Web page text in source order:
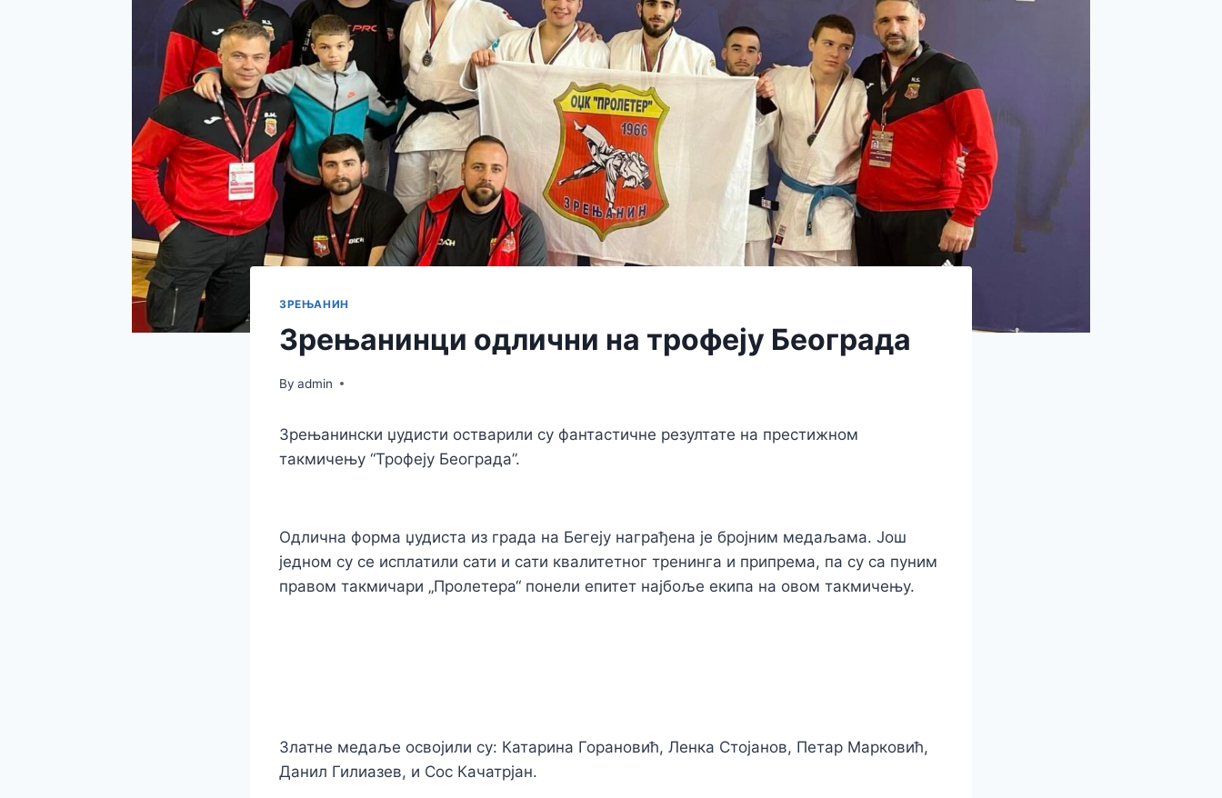
ЗРЕЊАНИН
Зрењанинци одлични на трофеју Београда
By admin
Зрењанински џудисти остварили су фантастичне резултате на престижном
такмичењу “Трофеју Београда”.
Одлична форма џудиста из града на Бегеју награђена је бројним медаљама. Још
једном су се исплатили сати и сати квалитетног тренинга и припрема, па су са пуним
правом такмичари „Пролетера“ понели епитет најбоље екипа на овом такмичењу.
Златне медаље освојили су: Катарина Горановић, Ленка Стојанов, Петар Марковић,
Данил Гилиазев, и Сос Качатрјан.